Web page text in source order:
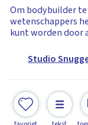
Om bodybuilder
wetenschappers
kunt worden door
Studio